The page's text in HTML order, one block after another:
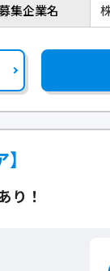
集企業名
り！